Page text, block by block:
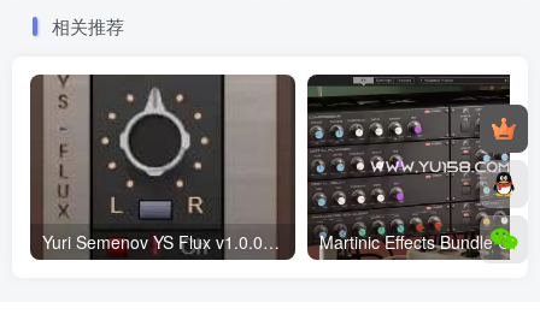
相关推荐
Yuri Semenov YS Flux v1.0.0 WiN/MAC